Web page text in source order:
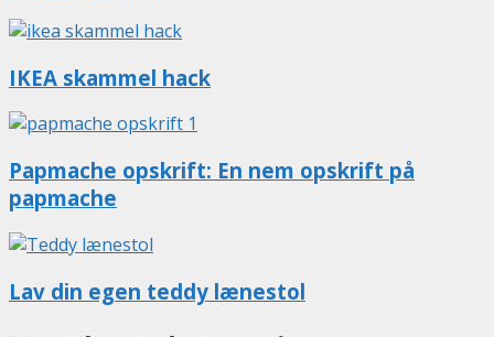
IKEA skammel hack
Papmache opskrift: En nem opskrift på
papmache
Lav din egen teddy lænestol